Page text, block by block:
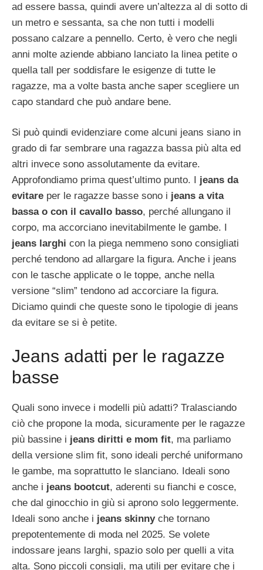
ad essere bassa, quindi avere un’altezza al di sotto di
un metro e sessanta, sa che non tutti i modelli
possano calzare a pennello. Certo, è vero che negli
anni molte aziende abbiano lanciato la linea petite o
quella tall per soddisfare le esigenze di tutte le
ragazze, ma a volte basta anche saper scegliere un
capo standard che può andare bene.
Si può quindi evidenziare come alcuni jeans siano in
grado di far sembrare una ragazza bassa più alta ed
altri invece sono assolutamente da evitare.
Approfondiamo prima quest’ultimo punto. I jeans da
evitare per le ragazze basse sono i jeans a vita
bassa o con il cavallo basso, perché allungano il
corpo, ma accorciano inevitabilmente le gambe. I
jeans larghi con la piega nemmeno sono consigliati
perché tendono ad allargare la figura. Anche i jeans
con le tasche applicate o le toppe, anche nella
versione “slim” tendono ad accorciare la figura.
Diciamo quindi che queste sono le tipologie di jeans
da evitare se si è petite.
Jeans adatti per le ragazze
basse
Quali sono invece i modelli più adatti? Tralasciando
ciò che propone la moda, sicuramente per le ragazze
più bassine i jeans diritti e mom fit, ma parliamo
della versione slim fit, sono ideali perché uniformano
le gambe, ma soprattutto le slanciano. Ideali sono
anche i jeans bootcut, aderenti su fianchi e cosce,
che dal ginocchio in giù si aprono solo leggermente.
Ideali sono anche i jeans skinnyche tornano
prepotentemente di moda nel 2025. Se volete
indossare jeans larghi, spazio solo per quelli a vita
alta. Sono piccoli consigli, ma utili per evitare che i